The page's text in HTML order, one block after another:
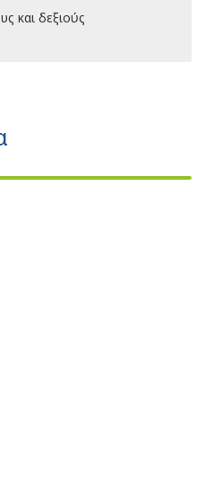
και δεξιούς